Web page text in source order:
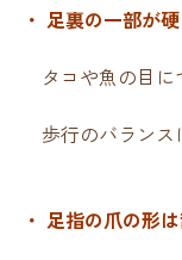
・ 足裏の一部が
タコや魚の目に
歩行のバランス
・ 足指の爪の形